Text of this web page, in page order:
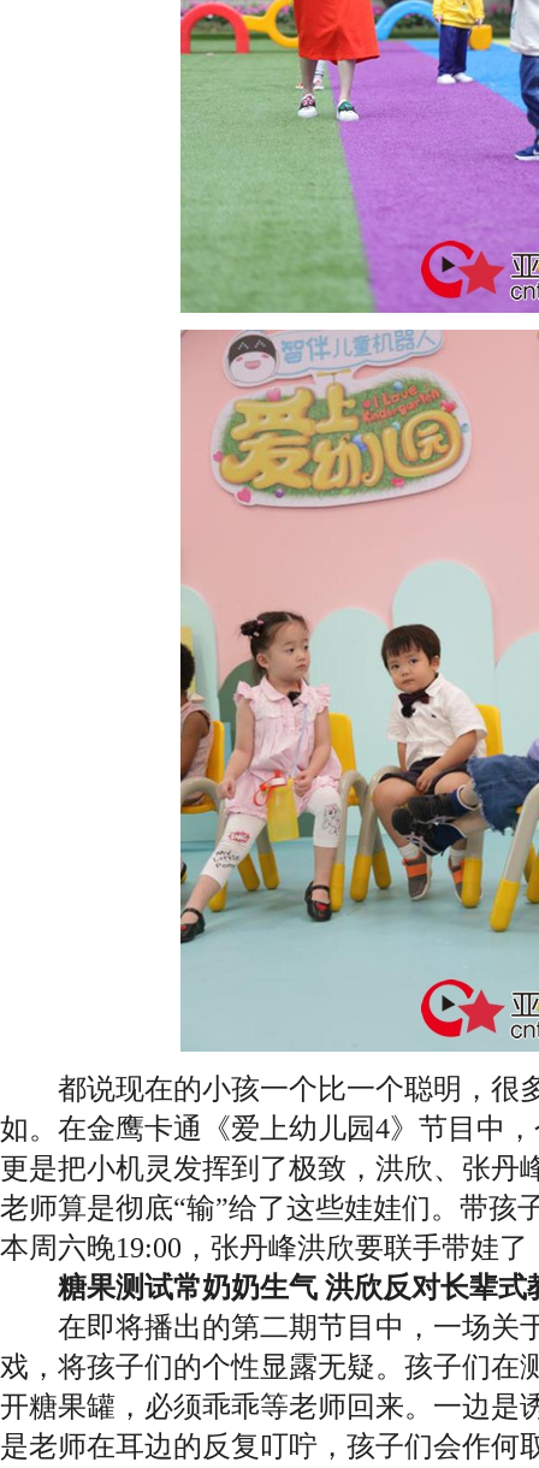
都说现在的小孩一个比一个聪明，很
如。在金鹰卡通《爱上幼儿园4》节目中
更是把小机灵发挥到了极致，洪欣、张丹
老师算是彻底“输”给了这些娃娃们。带孩
本周六晚19:00，张丹峰洪欣要联手带娃了
糖果测试常奶奶生气 洪欣反对长辈式
在即将播出的第二期节目中，一场关
戏，将孩子们的个性显露无疑。孩子们在
开糖果罐，必须乖乖等老师回来。一边是
是老师在耳边的反复叮咛，孩子们会作何